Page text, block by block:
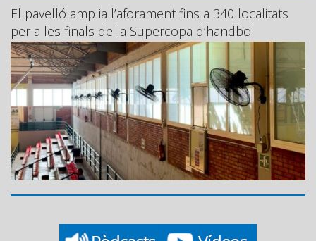
El pavelló amplia l’aforament fins a 340 localitats
per a les finals de la Supercopa d’handbol